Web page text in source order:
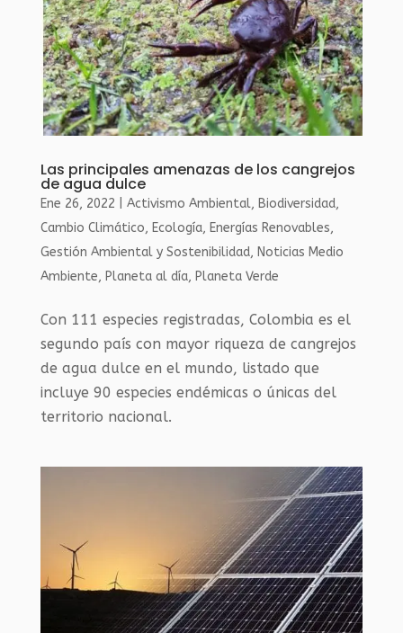
Las principales amenazas de los cangrejos
de agua dulce
Ene 26, 2022 Activismo Ambiental, Biodiversidad,
Cambio Climático, Ecología, Energías Renovables,
Gestión Ambiental y Sostenibilidad, Noticias Medio
Ambiente, Planeta al día, Planeta Verde
Con 111 especies registradas, Colombia es el
segundo país con mayor riqueza de cangrejos
de agua dulce en el mundo, listado que
incluye 90 especies endémicas o únicas del
territorio nacional.